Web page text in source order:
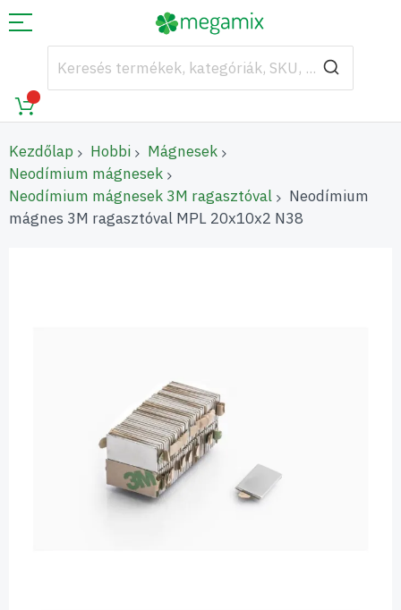
Kezdőlap Hobbi
Mágnesek
Neodímium mágnesek
Neodímium mágnesek 3M ragasztóval
Neodímium
mágnes 3M ragasztóval MPL 20x10x2 N38